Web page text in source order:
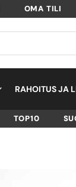
OMA TILI
RAHOITUS JA
TOP10